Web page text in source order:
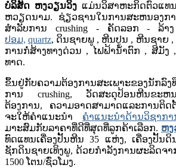
ບໍລິສັດ ຫງວຽນວິງ ແມ່ນວິສາຫະກິດຕົວແທ
ຫວຽດນາມ. ຊ່ຽວຊານໃນການສະຫນອງກ
ສໍາລັບການ crushing - ຄັດລອກ - ລ້າ
ປອມ, quartz, ດິນຊາຍພູ , ຫີນປູນ , ຫີນຊາຍ
ການກໍ່ສ້າງທາງດ່ວນ , ໄຟຟ້ານ້ຳຕົກ , ສີມັງ
ທາດ.
ຂຶ້ນຢູ່ກັບຄວາມຕ້ອງການສະເພາະຂອງນັກລົ
ການ crushing, ວັດສະດຸປ້ອນຫີນຂະ
ຕ້ອງການ, ຄວາມອາດສາມາດແລະການຕິດ
ຈະໃຫ້ຄໍາແນະນໍາ ຄໍາແນະນໍາດ້ານວິຊາກາ
ມາະສົມກັບລາຄາທີ່ດີທີ່ສຸດທີ່ລູກຄ້າເລືອກ. ຫງ
ທົດ​ແທນ​ເຄື່ອງ​ປັ້ນ​ຫີນ 35 ​ແຫ່ງ, ​ເຄື່ອງ​ປັ້ນ​ດິ
ຊັກ​ດິນ​ຊາຍ​ເທິງ​ພູ, ດ້ວຍ​ກຳລັງ​ການ​ຜະລິດ​ຈາ
1500 ​ໂຕນ/ຊົ່ວ​ໂມງ.